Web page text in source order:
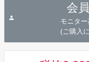
会
モニタ
(ご購入